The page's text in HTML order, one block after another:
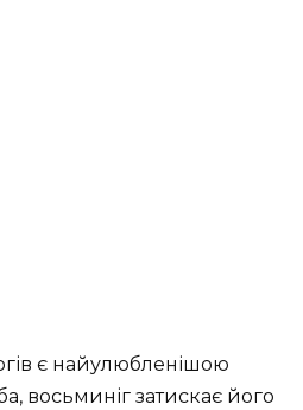
є найулюбленішою
восьминіг затискає його